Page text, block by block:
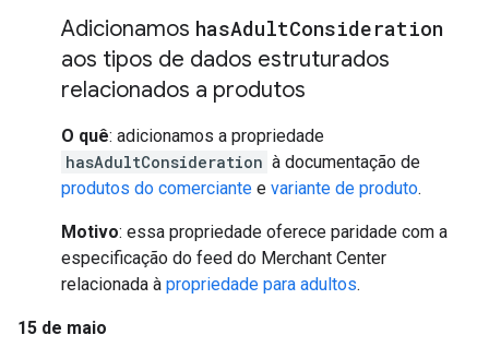
Adicionamos hasAdultConsideration
aos tipos de dados estruturados
relacionados a produtos
O quê: adicionamos a propriedade
hasAdultConsideration à documentação de
produtos do comerciante e variante de produto.
Motivo: essa propriedade oferece paridade com a
especificação do feed do Merchant Center
relacionada à propriedade para adultos.
15 de maio